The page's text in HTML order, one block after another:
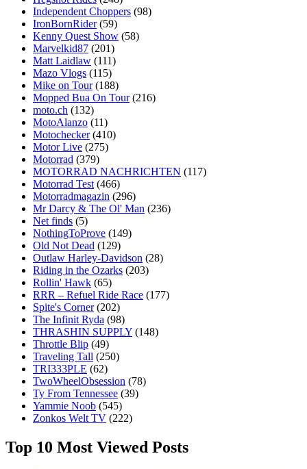
Independent Choppers (98)
IronBornRider (59)
Kenny Quest Show (58)
Marvelkid87 (201)
Matt Laidlaw (111)
Mazo Vlogs (115)
Mike on Tour (188)
Mopped Bua On Tour (216)
moto.ch (132)
MotoAlanzo (11)
Motochecker (410)
Motor Live (275)
Motorrad (379)
MOTORRAD NACHRICHTEN (117)
Motorrad Test (466)
Motorradmagazin (296)
Mr Darcy & The Ol' Man (236)
Net finds (5)
NothingToProve (149)
Old Not Dead (129)
Outlaw Harley-Davidson (28)
Riding in the Ozarks (203)
Rollin' Hawk (65)
RRR – Refuel Ride Race (177)
Spite's Corner (202)
The Infinit Ryda (98)
THRASHIN SUPPLY (148)
Throttle Blip (49)
Traveling Tall (250)
TRI333PLE (62)
TwoWheelObsession (78)
Ty From Tennessee (39)
Yammie Noob (545)
Zonkos Welt TV (222)
Top 10 Most Viewed Posts